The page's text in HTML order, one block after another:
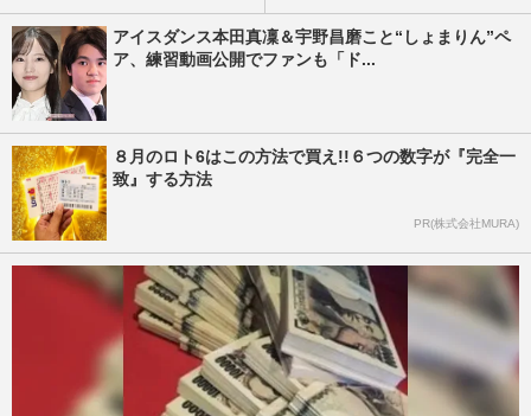
アイスダンス本田真凜＆宇野昌磨こと“しょまりん”ペ
ア、練習動画公開でファンも「ド...
８月のロト6はこの方法で買え!!６つの数字が『完全一
致』する方法
PR(株式会社MURA)